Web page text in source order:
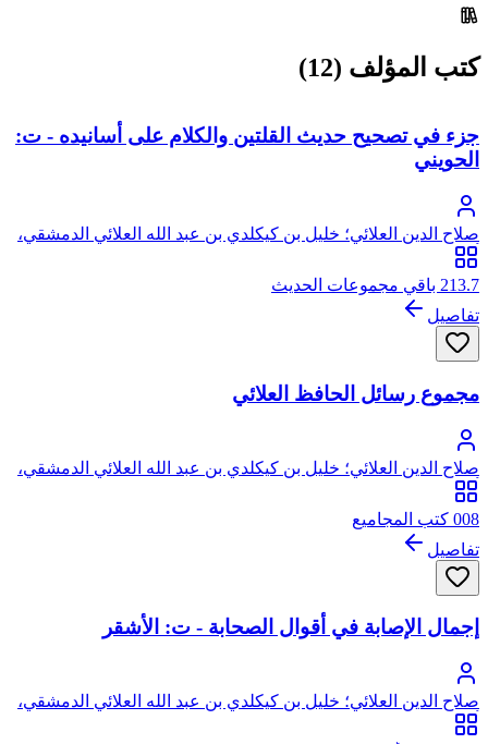
كتب المؤلف (12)
جزء في تصحيح حديث القلتين والكلام على أسانيده - ت:
الحويني
صلاح الدين العلائي؛ خليل بن كيكلدي بن عبد الله العلائي الدمشقي،
أبو سعيد، صلاح الدين
213.7 باقي مجموعات الحديث
تفاصيل
مجموع رسائل الحافظ العلائي
صلاح الدين العلائي؛ خليل بن كيكلدي بن عبد الله العلائي الدمشقي،
أبو سعيد، صلاح الدين
008 كتب المجاميع
تفاصيل
إجمال الإصابة في أقوال الصحابة - ت: الأشقر
صلاح الدين العلائي؛ خليل بن كيكلدي بن عبد الله العلائي الدمشقي،
أبو سعيد، صلاح الدين